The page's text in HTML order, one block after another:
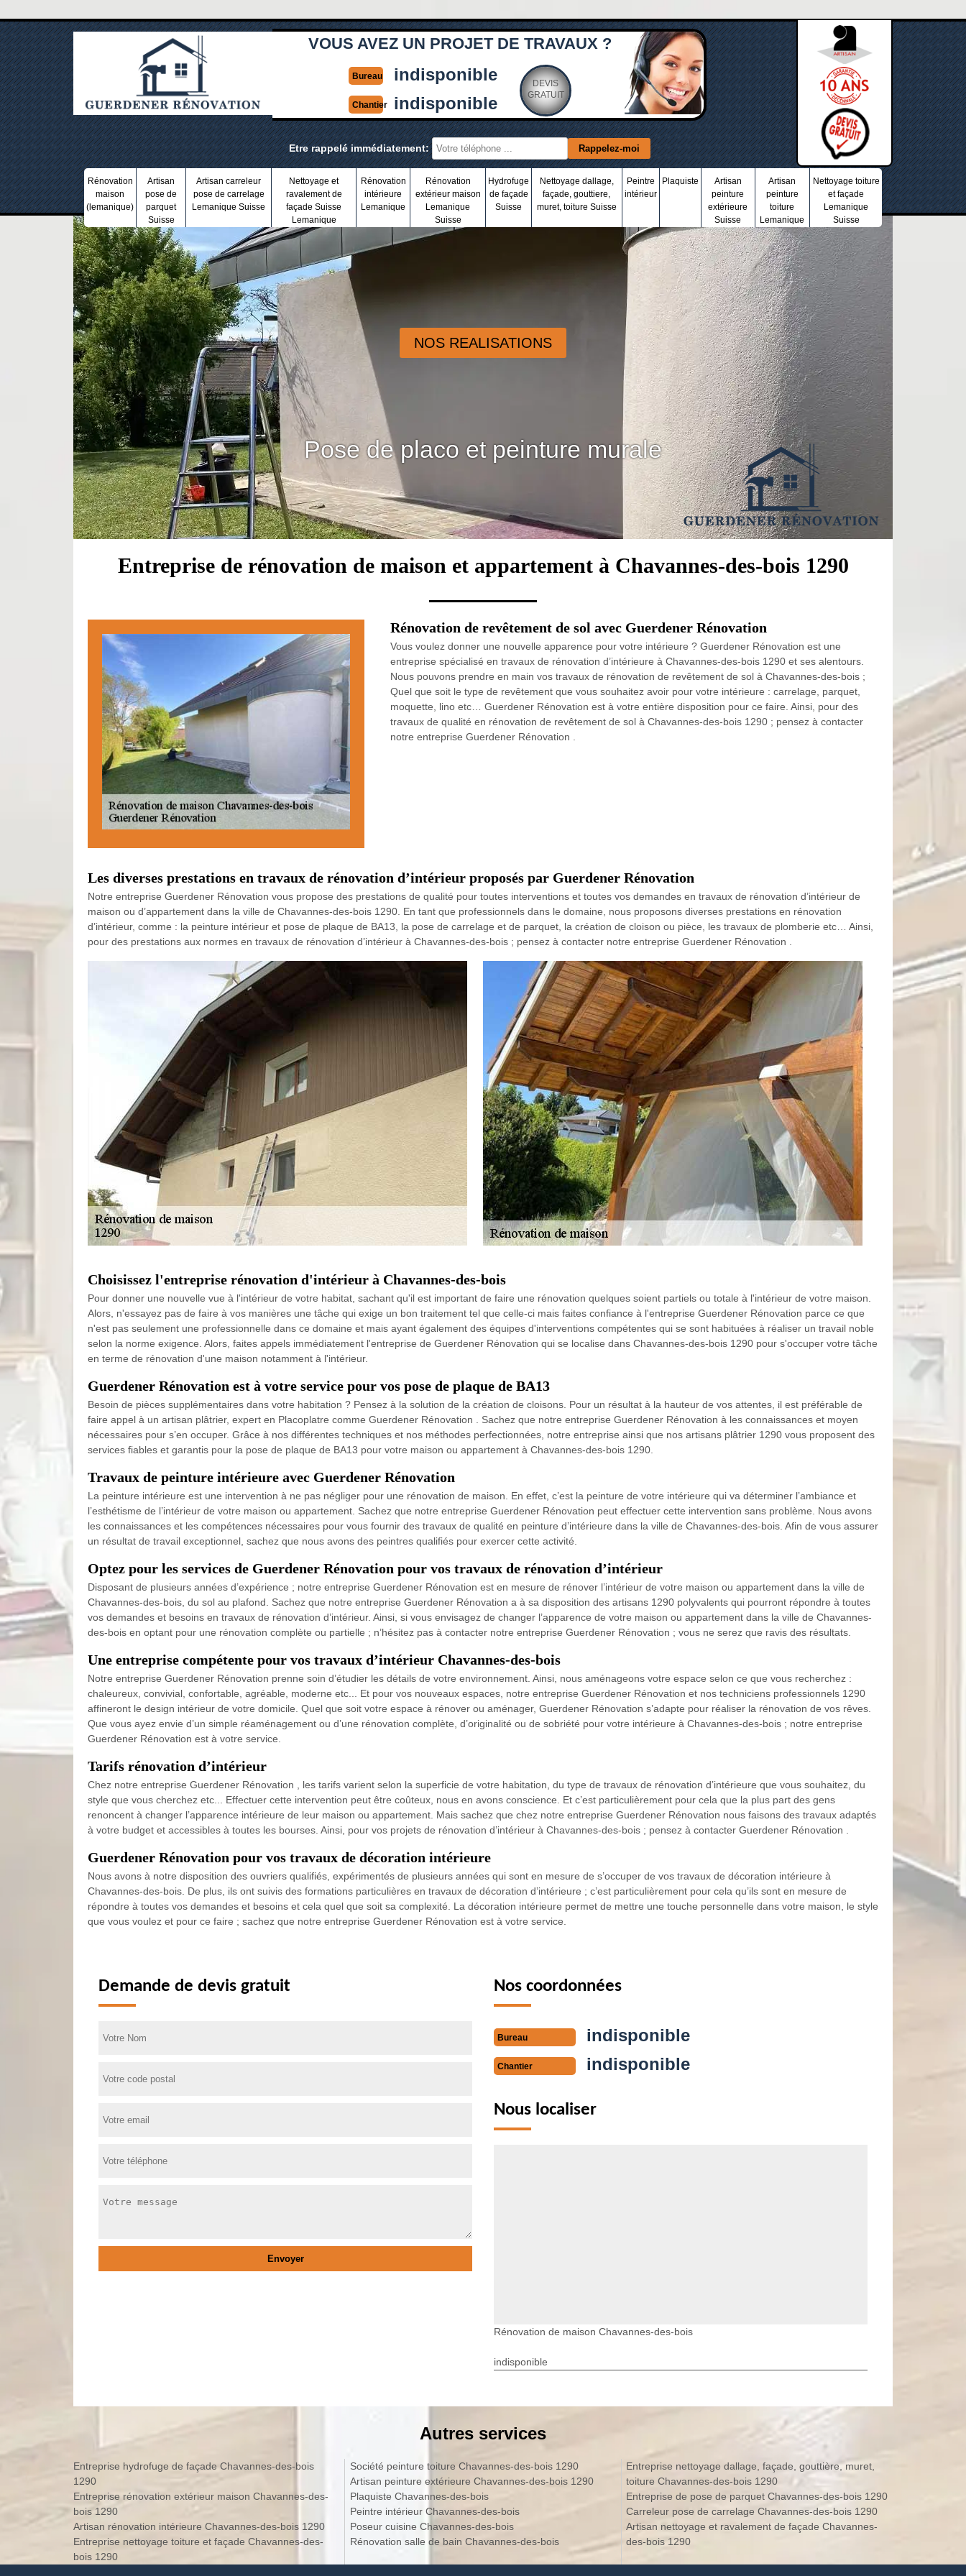
VOUS AVEZ UN PROJET DE TRAVAUX ?
Bureau indisponible
Chantier indisponible
DEVIS
GRATUIT
Etre rappelé immédiatement:
Rénovation
maison
(lemanique)
Artisan
pose de
parquet
Suisse
Artisan carreleur
pose de carrelage
Lemanique Suisse
Nettoyage et
ravalement de
façade Suisse
Lemanique
Rénovation
intérieure
Lemanique
Rénovation
extérieur maison
Lemanique
Suisse
Hydrofuge
de façade
Suisse
Nettoyage dallage,
façade, gouttiere,
muret, toiture Suisse
Peintre
intérieur
Plaquiste
Artisan
peinture
extérieure
Suisse
Artisan
peinture
toiture
Lemanique
Nettoyage toiture
et façade
Lemanique
Suisse
NOS REALISATIONS
Pose de placo et peinture murale
Entreprise de rénovation de maison et appartement à Chavannes-des-bois 1290
Rénovation de revêtement de sol avec Guerdener Rénovation
Vous voulez donner une nouvelle apparence pour votre intérieure ? Guerdener Rénovation est une
entreprise spécialisé en travaux de rénovation d’intérieure à Chavannes-des-bois 1290 et ses alentours.
Nous pouvons prendre en main vos travaux de rénovation de revêtement de sol à Chavannes-des-bois ;
Quel que soit le type de revêtement que vous souhaitez avoir pour votre intérieure : carrelage, parquet,
moquette, lino etc… Guerdener Rénovation est à votre entière disposition pour ce faire. Ainsi, pour des
travaux de qualité en rénovation de revêtement de sol à Chavannes-des-bois 1290 ; pensez à contacter
notre entreprise Guerdener Rénovation .
Les diverses prestations en travaux de rénovation d’intérieur proposés par Guerdener Rénovation
Notre entreprise Guerdener Rénovation vous propose des prestations de qualité pour toutes interventions et toutes vos demandes en travaux de rénovation d’intérieur de
maison ou d’appartement dans la ville de Chavannes-des-bois 1290. En tant que professionnels dans le domaine, nous proposons diverses prestations en rénovation
d’intérieur, comme : la peinture intérieur et pose de plaque de BA13, la pose de carrelage et de parquet, la création de cloison ou pièce, les travaux de plomberie etc… Ainsi,
pour des prestations aux normes en travaux de rénovation d’intérieur à Chavannes-des-bois ; pensez à contacter notre entreprise Guerdener Rénovation .
Choisissez l'entreprise rénovation d'intérieur à Chavannes-des-bois
Pour donner une nouvelle vue à l'intérieur de votre habitat, sachant qu'il est important de faire une rénovation quelques soient partiels ou totale à l'intérieur de votre maison.
Alors, n'essayez pas de faire à vos manières une tâche qui exige un bon traitement tel que celle-ci mais faites confiance à l'entreprise Guerdener Rénovation parce ce que
n'est pas seulement une professionnelle dans ce domaine et mais ayant également des équipes d'interventions compétentes qui se sont habituées à réaliser un travail noble
selon la norme exigence. Alors, faites appels immédiatement l'entreprise de Guerdener Rénovation qui se localise dans Chavannes-des-bois 1290 pour s'occuper votre tâche
en terme de rénovation d'une maison notamment à l'intérieur.
Guerdener Rénovation est à votre service pour vos pose de plaque de BA13
Besoin de pièces supplémentaires dans votre habitation ? Pensez à la solution de la création de cloisons. Pour un résultat à la hauteur de vos attentes, il est préférable de
faire appel à un artisan plâtrier, expert en Placoplatre comme Guerdener Rénovation . Sachez que notre entreprise Guerdener Rénovation à les connaissances et moyen
nécessaires pour s’en occuper. Grâce à nos différentes techniques et nos méthodes perfectionnées, notre entreprise ainsi que nos artisans plâtrier 1290 vous proposent des
services fiables et garantis pour la pose de plaque de BA13 pour votre maison ou appartement à Chavannes-des-bois 1290.
Travaux de peinture intérieure avec Guerdener Rénovation
La peinture intérieure est une intervention à ne pas négliger pour une rénovation de maison. En effet, c’est la peinture de votre intérieure qui va déterminer l’ambiance et
l’esthétisme de l’intérieur de votre maison ou appartement. Sachez que notre entreprise Guerdener Rénovation peut effectuer cette intervention sans problème. Nous avons
les connaissances et les compétences nécessaires pour vous fournir des travaux de qualité en peinture d’intérieure dans la ville de Chavannes-des-bois. Afin de vous assurer
un résultat de travail exceptionnel, sachez que nous avons des peintres qualifiés pour exercer cette activité.
Optez pour les services de Guerdener Rénovation pour vos travaux de rénovation d’intérieur
Disposant de plusieurs années d’expérience ; notre entreprise Guerdener Rénovation est en mesure de rénover l’intérieur de votre maison ou appartement dans la ville de
Chavannes-des-bois, du sol au plafond. Sachez que notre entreprise Guerdener Rénovation a à sa disposition des artisans 1290 polyvalents qui pourront répondre à toutes
vos demandes et besoins en travaux de rénovation d’intérieur. Ainsi, si vous envisagez de changer l’apparence de votre maison ou appartement dans la ville de Chavannes-
des-bois en optant pour une rénovation complète ou partielle ; n’hésitez pas à contacter notre entreprise Guerdener Rénovation ; vous ne serez que ravis des résultats.
Une entreprise compétente pour vos travaux d’intérieur Chavannes-des-bois
Notre entreprise Guerdener Rénovation prenne soin d’étudier les détails de votre environnement. Ainsi, nous aménageons votre espace selon ce que vous recherchez :
chaleureux, convivial, confortable, agréable, moderne etc... Et pour vos nouveaux espaces, notre entreprise Guerdener Rénovation et nos techniciens professionnels 1290
affineront le design intérieur de votre domicile. Quel que soit votre espace à rénover ou aménager, Guerdener Rénovation s’adapte pour réaliser la rénovation de vos rêves.
Que vous ayez envie d’un simple réaménagement ou d’une rénovation complète, d’originalité ou de sobriété pour votre intérieure à Chavannes-des-bois ; notre entreprise
Guerdener Rénovation est à votre service.
Tarifs rénovation d’intérieur
Chez notre entreprise Guerdener Rénovation , les tarifs varient selon la superficie de votre habitation, du type de travaux de rénovation d’intérieure que vous souhaitez, du
style que vous cherchez etc... Effectuer cette intervention peut être coûteux, nous en avons conscience. Et c’est particulièrement pour cela que la plus part des gens
renoncent à changer l’apparence intérieure de leur maison ou appartement. Mais sachez que chez notre entreprise Guerdener Rénovation nous faisons des travaux adaptés
à votre budget et accessibles à toutes les bourses. Ainsi, pour vos projets de rénovation d’intérieur à Chavannes-des-bois ; pensez à contacter Guerdener Rénovation .
Guerdener Rénovation pour vos travaux de décoration intérieure
Nous avons à notre disposition des ouvriers qualifiés, expérimentés de plusieurs années qui sont en mesure de s’occuper de vos travaux de décoration intérieure à
Chavannes-des-bois. De plus, ils ont suivis des formations particulières en travaux de décoration d’intérieure ; c’est particulièrement pour cela qu’ils sont en mesure de
répondre à toutes vos demandes et besoins et cela quel que soit sa complexité. La décoration intérieure permet de mettre une touche personnelle dans votre maison, le style
que vous voulez et pour ce faire ; sachez que notre entreprise Guerdener Rénovation est à votre service.
Demande de devis gratuit Nos coordonnées
Bureau indisponible
Chantier indisponible
Nous localiser
Rénovation de maison Chavannes-des-bois
indisponible
Autres services
Entreprise hydrofuge de façade Chavannes-des-bois
1290
Entreprise rénovation extérieur maison Chavannes-des-
bois 1290
Artisan rénovation intérieure Chavannes-des-bois 1290
Entreprise nettoyage toiture et façade Chavannes-des-
bois 1290
Société peinture toiture Chavannes-des-bois 1290
Artisan peinture extérieure Chavannes-des-bois 1290
Plaquiste Chavannes-des-bois
Peintre intérieur Chavannes-des-bois
Poseur cuisine Chavannes-des-bois
Rénovation salle de bain Chavannes-des-bois
Entreprise nettoyage dallage, façade, gouttière, muret,
toiture Chavannes-des-bois 1290
Entreprise de pose de parquet Chavannes-des-bois 1290
Carreleur pose de carrelage Chavannes-des-bois 1290
Artisan nettoyage et ravalement de façade Chavannes-
des-bois 1290